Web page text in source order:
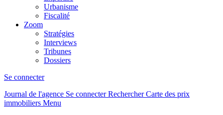
Urbanisme
Fiscalité
Zoom
Stratégies
Interviews
Tribunes
Dossiers
Se connecter
Journal de l'agence Se connecterRechercher Carte des prix
immobiliers Menu